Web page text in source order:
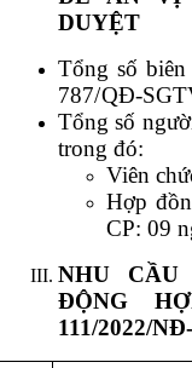
DUYỆT
Tổng số
787/QĐ-
Tổng số
trong đó:
Viên
Hợp
CP: 09
NHU CẦU
ĐỘNG
111/2022/